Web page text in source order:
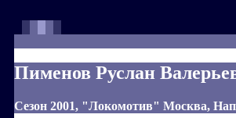
Пименов Руслан
Сезон 2001, "Локомотив" Москва,